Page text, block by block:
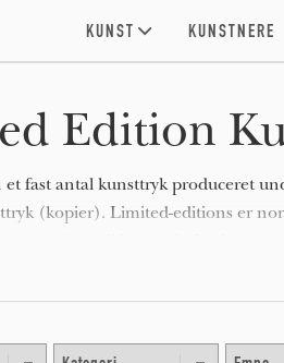
KUNST KUNSTNERE
Edition
fast antal kunsttryk produceret
(kopier). Limited-editions er
at vise det unikke antal af oplaget og